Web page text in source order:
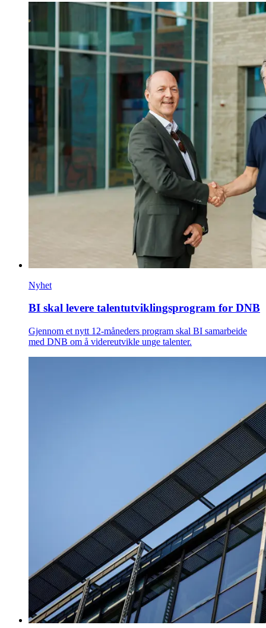
Nyhet
BI skal levere talentutviklingsprogram for DNB
Gjennom et nytt 12-måneders program skal BI samarbeide
med DNB om å videreutvikle unge talenter.